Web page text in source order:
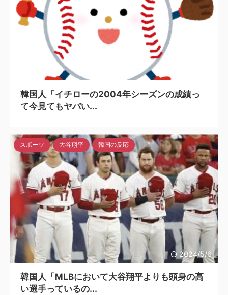
韓国人「イチローの2004年シーズンの成績っ
て今見てもヤバい...
2024/5/6
スポーツ 大谷翔平 韓国の反応
韓国人「MLBにおいて大谷翔平よりも頭身の高
い選手っているの...